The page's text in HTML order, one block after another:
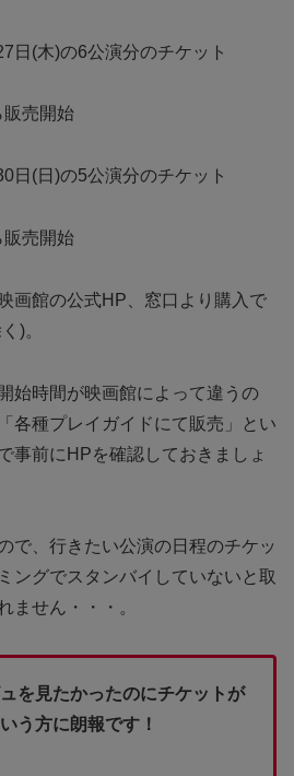
日(木)の6公演分のチケット
売開始
日(日)の5公演分のチケット
売開始
画館の公式HP、窓口より購入で
)。
始時間が映画館によって違うの
各種プレイガイドにて販売」とい
事前にHPを確認しておきましょ
で、行きたい公演の日程のチケッ
ングでスタンバイしていないと取
ません・・・。
を見たかったのにチケットが
う方に朗報です！